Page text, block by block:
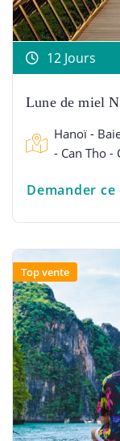
12 Jours
Lune de miel
Hanoï -
- Can Tho -
Demander
Top vente